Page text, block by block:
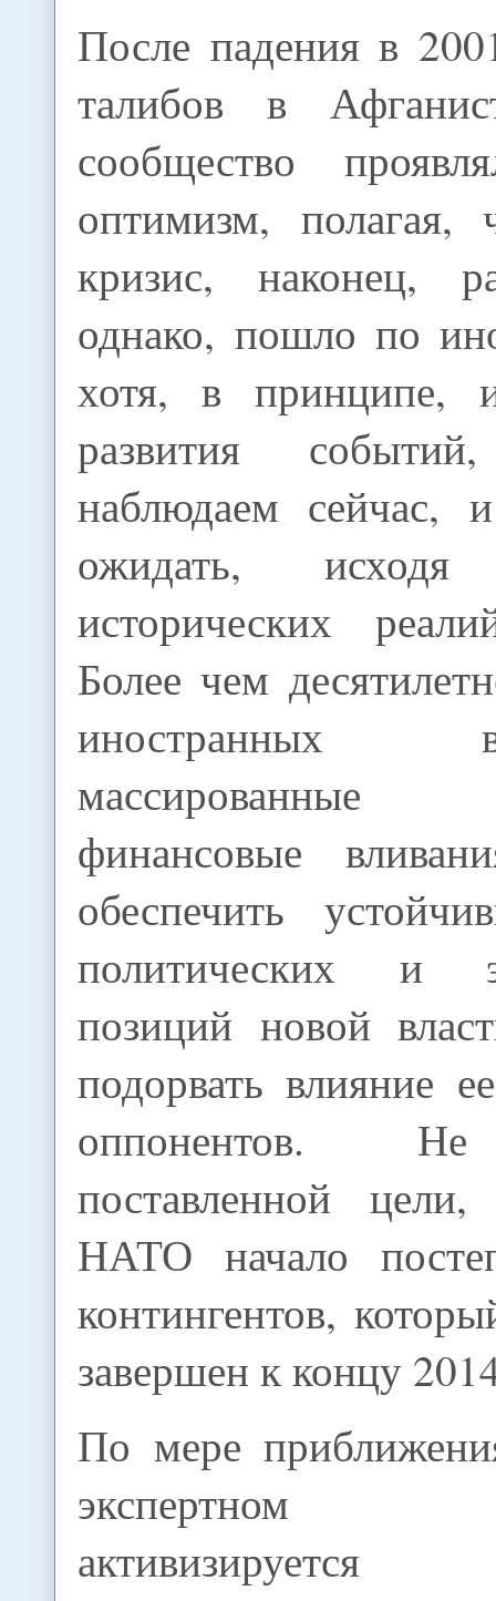
После падения в
талибов в
сообщество
оптимизм, полагая,
кризис, наконец,
однако, пошло по
хотя, в принципе,
развития
наблюдаем
ожидать,
исторических
Более чем
финансовые
обеспечить
политических и
позиций новой
подорвать влияние
оппонентов. Не
поставленной
НАТО начало
контингентов,
завершен к концу
По мере
экспертном
активизируется